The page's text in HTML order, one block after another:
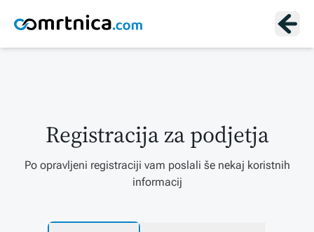
Registracija za podjetja
Po opravljeni registraciji vam poslali še nekaj koristnih
informacij